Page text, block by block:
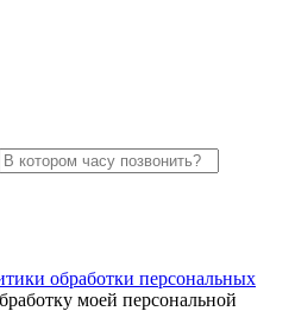
обработки персональных
моей персональной